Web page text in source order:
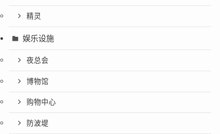
精灵
娱乐设施
夜总会
博物馆
购物中心
防波堤